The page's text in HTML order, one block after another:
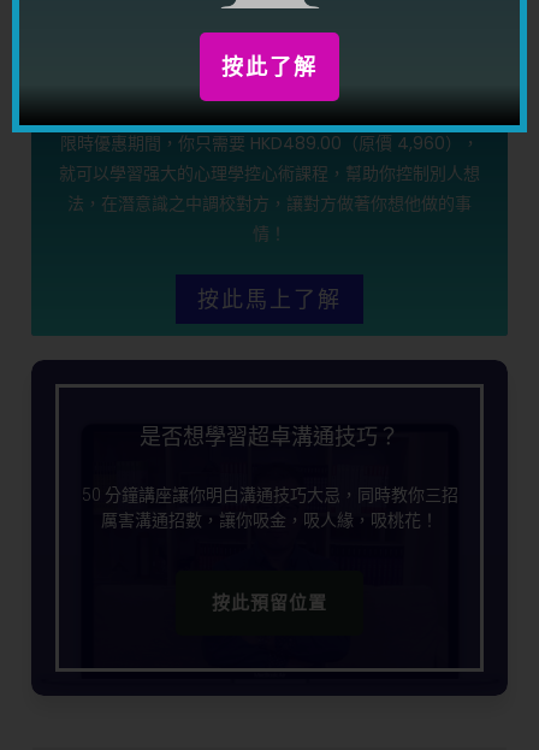
限時優惠期間，你只需要 HKD489.00（原價 4,960），
就可以學習强大的心理學控心術課程，幫助你控制別人想
法，在潛意識之中調校對方，讓對方做著你想他做的事
情！
按此馬上了解
是否想學習超卓溝通技巧？
50 分鐘講座讓你明白溝通技巧大忌，同時教你三招
厲害溝通招數，讓你吸金，吸人緣，吸桃花！
按此預留位置
按此了解